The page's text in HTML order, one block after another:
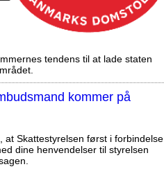
tendens til at lade staten
kommer på
at Skattestyrelsen først i forbindelse
dine henvendelser til styrelsen